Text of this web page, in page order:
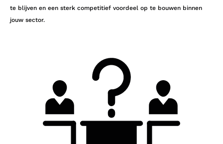
te blijven en een sterk competitief voordeel op te bouwen binnen
jouw sector.